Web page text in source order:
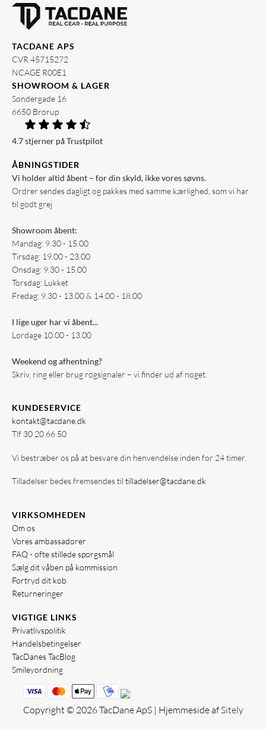
TACDANE APS
CVR 45715272
NCAGE R00E1
SHOWROOM & LAGER
Søndergade 16
6650 Brørup
4.7 stjerner på Trustpilot
ÅBNINGSTIDER
Vi holder altid åbent – for din skyld, ikke vores søvns.
Ordrer sendes dagligt og pakkes med samme kærlighed, som vi har
til godt grej
Showroom åbent:
Mandag: 9.30 - 15.00
Tirsdag: 19.00 - 23.00
Onsdag: 9.30 - 15.00
Torsdag: Lukket
Fredag: 9.30 - 13.00 & 14.00 - 18.00
I lige uger har vi åbent...
Lørdage 10.00 - 13.00
Weekend og afhentning?
Skriv, ring eller brug røgsignaler – vi finder ud af noget.
KUNDESERVICE
kontakt@tacdane.dk
Tlf 30 20 66 50
Vi bestræber os på at besvare din henvendelse inden for 24 timer.
Tilladelser bedes fremsendes til tilladelser@tacdane.dk
VIRKSOMHEDEN
Om os
Vores ambassadører
FAQ - ofte stillede spørgsmål
Sælg dit våben på kommission
Fortryd dit køb
Returneringer
VIGTIGE LINKS
Privatlivspolitik
Handelsbetingelser
TacDanes TacBlog
Smileyordning
Copyright © 2026 TacDane ApS | Hjemmeside af Sitely